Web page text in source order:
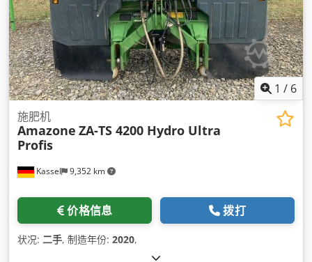
1 / 6
Kassel 9,352 km
施肥机
Amazone ZA-TS 4200 Hydro Ultra
Profis
价格信息 拨打
状况: 二手, 制造年份: 2020,